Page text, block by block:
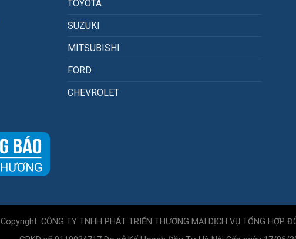
TOYOTA
SUZUKI
MITSUBISHI
FORD
CHEVROLET
Copyright: CÔNG TY TNHH PHÁT TRIỂN THƯƠNG MẠI DỊCH VỤ TỔNG HỢP